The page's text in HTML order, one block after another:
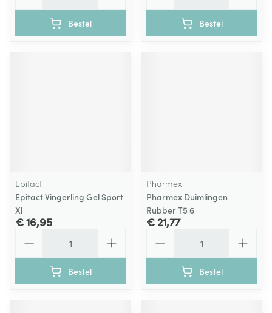
Bestel Bestel
Epitact
Epitact Vingerling Gel Sport
Xl
€ 16,95
Bestel
Pharmex
Pharmex Duimlingen
Rubber T5 6
€ 21,77
Bestel